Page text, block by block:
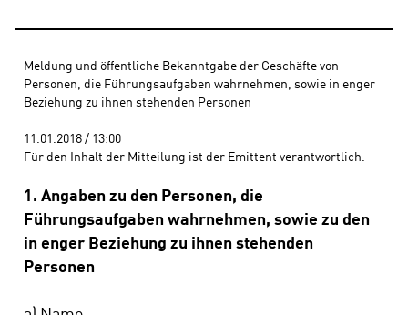
Meldung und öffentliche Bekanntgabe der Geschäfte von
Personen, die Führungsaufgaben wahrnehmen, sowie in enger
Beziehung zu ihnen stehenden Personen
11.01.2018 / 13:00
Für den Inhalt der Mitteilung ist der Emittent verantwortlich.
1. Angaben zu den Personen, die
Führungsaufgaben wahrnehmen, sowie zu den
in enger Beziehung zu ihnen stehenden
Personen